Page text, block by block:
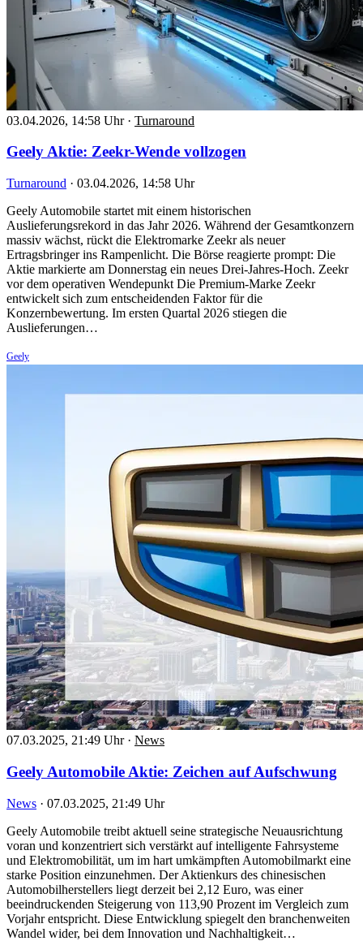
03.04.2026, 14:58 Uhr · Turnaround
Geely Aktie: Zeekr-Wende vollzogen
Turnaround · 03.04.2026, 14:58 Uhr
Geely Automobile startet mit einem historischen
Auslieferungsrekord in das Jahr 2026. Während der Gesamtkonzern
massiv wächst, rückt die Elektromarke Zeekr als neuer
Ertragsbringer ins Rampenlicht. Die Börse reagierte prompt: Die
Aktie markierte am Donnerstag ein neues Drei-Jahres-Hoch. Zeekr
vor dem operativen Wendepunkt Die Premium-Marke Zeekr
entwickelt sich zum entscheidenden Faktor für die
Konzernbewertung. Im ersten Quartal 2026 stiegen die
Auslieferungen…
Geely
07.03.2025, 21:49 Uhr · News
Geely Automobile Aktie: Zeichen auf Aufschwung
News · 07.03.2025, 21:49 Uhr
Geely Automobile treibt aktuell seine strategische Neuausrichtung
voran und konzentriert sich verstärkt auf intelligente Fahrsysteme
und Elektromobilität, um im hart umkämpften Automobilmarkt eine
starke Position einzunehmen. Der Aktienkurs des chinesischen
Automobilherstellers liegt derzeit bei 2,12 Euro, was einer
beeindruckenden Steigerung von 113,90 Prozent im Vergleich zum
Vorjahr entspricht. Diese Entwicklung spiegelt den branchenweiten
Wandel wider, bei dem Innovation und Nachhaltigkeit…